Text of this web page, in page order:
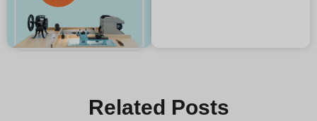
Related Posts